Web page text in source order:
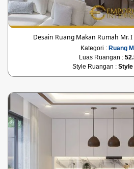
Desain Ruang Makan Rumah Mr.
Kategori : Ruang
Luas Ruangan :
Style Ruangan : Style